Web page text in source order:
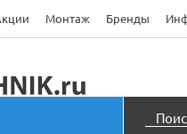
Монтаж Бренды